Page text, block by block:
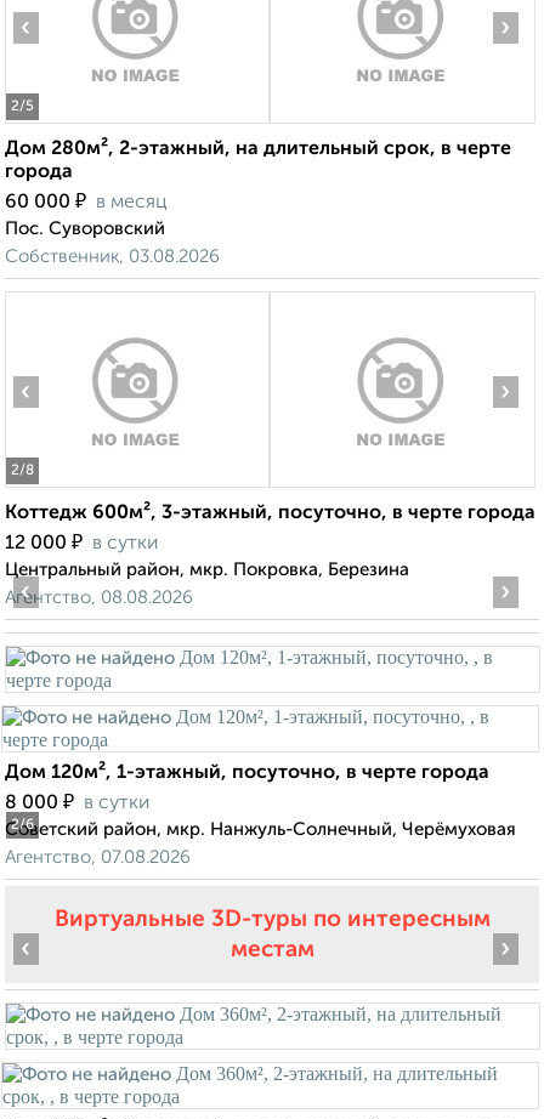
2/5
‹ ›
Дом 280м², 2-этажный, на длительный срок, в черте
города
60 000 ₽ в месяц
Пос. Суворовский
Собственник, 03.08.2026
2/8
‹ ›
Коттедж 600м², 3-этажный, посуточно, в черте города
12 000 ₽ в сутки
Центральный район, мкр. Покровка, Березина
Агентство, 08.08.2026
2/6
‹ ›
Дом 120м², 1-этажный, посуточно, в черте города
8 000 ₽ в сутки
Советский район, мкр. Нанжуль-Солнечный, Черёмуховая
Агентство, 07.08.2026
Виртуальные 3D-туры по интересным
местам
‹ ›